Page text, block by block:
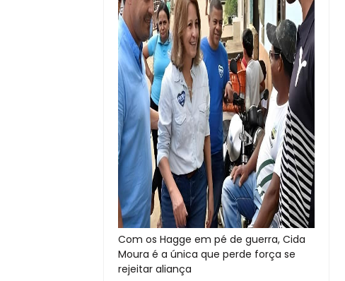
Com os Hagge em pé de guerra, Cida
Moura é a única que perde força se
rejeitar aliança